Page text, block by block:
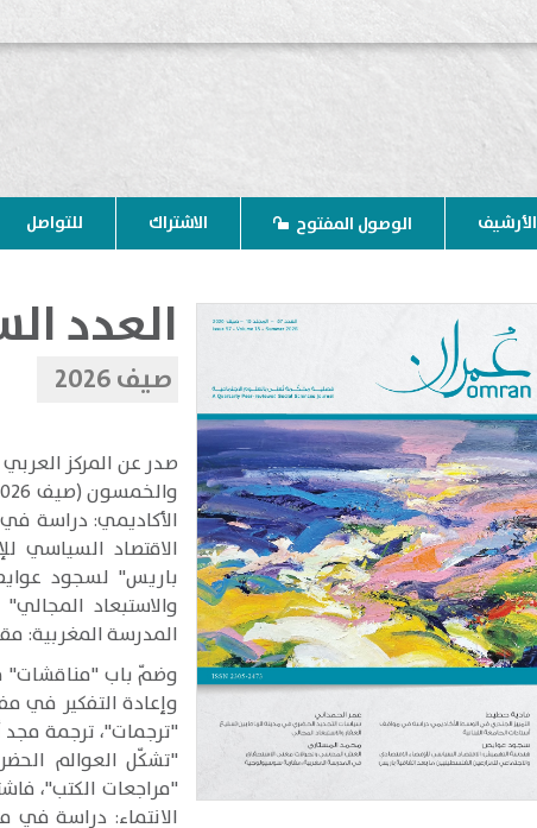
الأرشيف الوصول المفتوح الاشتراك للتواصل
العدد
صيف 2026
​صدر عن المركز
والخمسون (صيف 2026) من دورية
الأكاديمي: دراسة
الاقتصاد السياسي
باريس" لسجود
والاستبعاد
المدرسة المغربية:
وضمّ باب "مناقشات"
وإعادة التفكير في
"ترجمات"، ترجمة مجد
"تشكّل العوالم
"مراجعات الكتب"،